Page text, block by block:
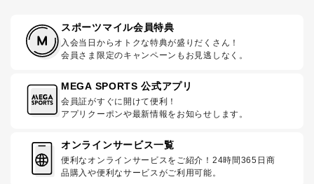
スポーツマイル会員特典
入会当日からオトクな特典が盛りだくさん！
会員さま限定のキャンペーンもお見逃しなく。
MEGA SPORTS 公式アプリ
会員証がすぐに開けて便利！
アプリクーポンや最新情報をお知らせします。
オンラインサービス一覧
便利なオンラインサービスをご紹介！24時間365日商
品購入や便利なサービスがご利用可能。